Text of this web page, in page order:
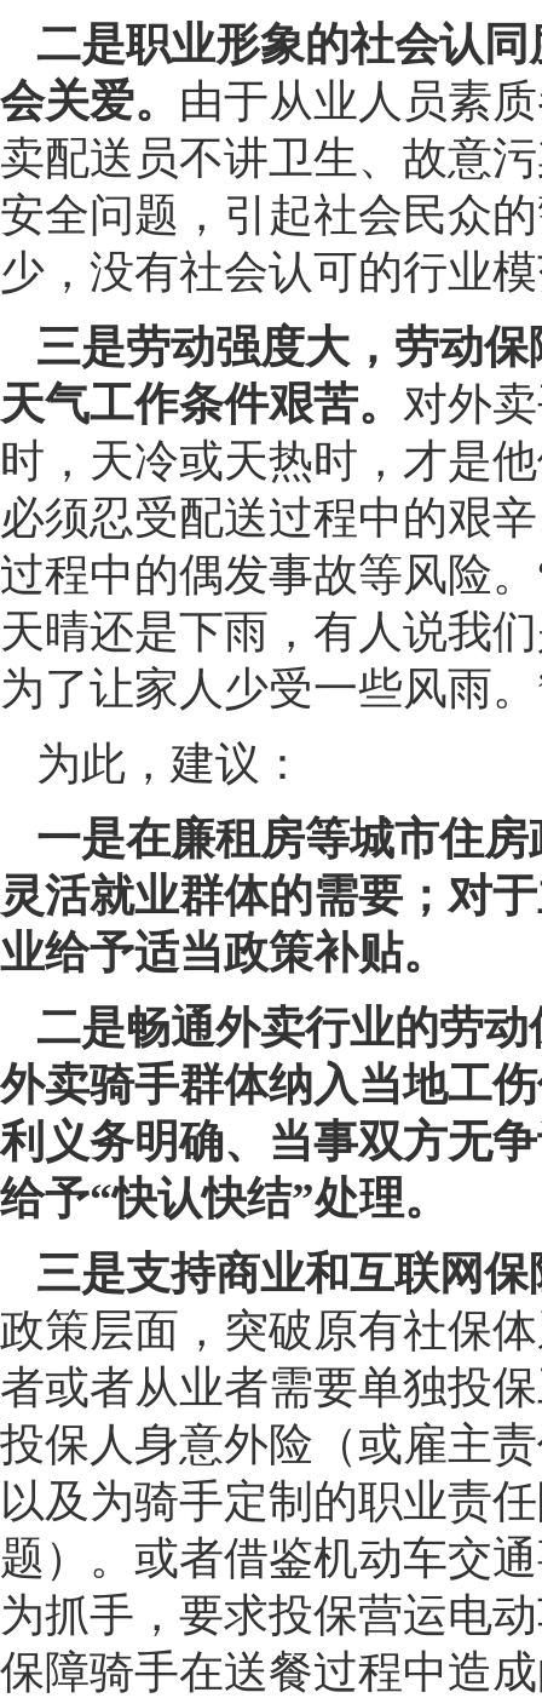
二是职业形象的社会认
会关爱。 由于从业人员素
卖配送员不讲卫生、故意
安全问题，引起社会民众
少，没有社会认可的行业
三是劳动强度大，劳动
天气工作条件艰苦。 对外
时，天冷或天热时，才是
必须忍受配送过程中的艰
过程中的偶发事故等风险
天晴还是下雨，有人说我
为了让家人少受一些风雨
为此，建议：
一是在廉租房等城市住
灵活就业群体的需要；对
业给予适当政策补贴。
二是畅通外卖行业的劳
外卖骑手群体纳入当地工
利义务明确、当事双方无
给予“快认快结”处理。
三是支持商业和互联网
政策层面，突破原有社保
者或者从业者需要单独投
投保人身意外险（或雇主
以及为骑手定制的职业责
题）。或者借鉴机动车交
为抓手，要求投保营运电
保障骑手在送餐过程中造